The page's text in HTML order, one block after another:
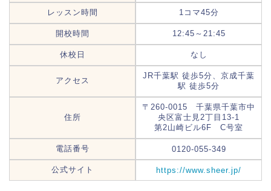
レッスン時間 1コマ45分
開校時間 12:45～21:45
休校日 なし
アクセス
JR千葉駅 徒歩5分、京成千葉
駅 徒歩5分
住所
〒260-0015 千葉県千葉市中
央区富士見2丁目13-1
第2山崎ビル6F C号室
電話番号 0120-055-349
公式サイト https://www.sheer.jp/